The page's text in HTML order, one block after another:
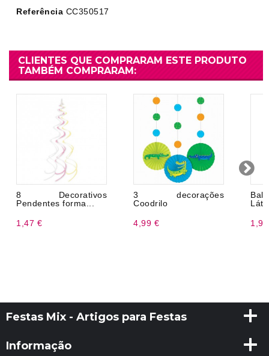
Referência CC350517
CLIENTES QUE COMPRARAM ESTE PRODUTO
TAMBÉM COMPRARAM:
8 Decorativos
Pendentes forma...
1,47 €
3 decorações
Coodrilo
4,99 €
Festas Mix - Artigos para Festas
Informação